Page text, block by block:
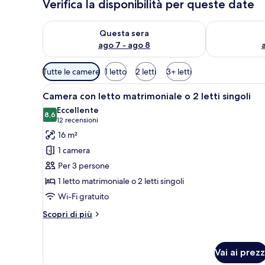
Verifica la disponibilità per queste date
Questa sera
ago 7 - ago 8
Verifica la disponibilità per questa sera, ago 7 - ago 8
Verifica la
Filtri
disponibili
per
le
camere
Tutte le camere 1 letto 2 letti 3+ letti
Apri
tutte
le
foto
per
Camera
con
letto
matrimoniale
o
Una camera d'albergo con
17
Camera con letto matrimoniale o 2 letti singoli
8,68,6 su 10
Eccellente
12 recensioni
(12
recensioni)
16 m²
1 camera
Per 3 persone
1 letto matrimoniale o 2 letti singoli
Wi-Fi gratuito
Scopri di più
Altri
Vai ai